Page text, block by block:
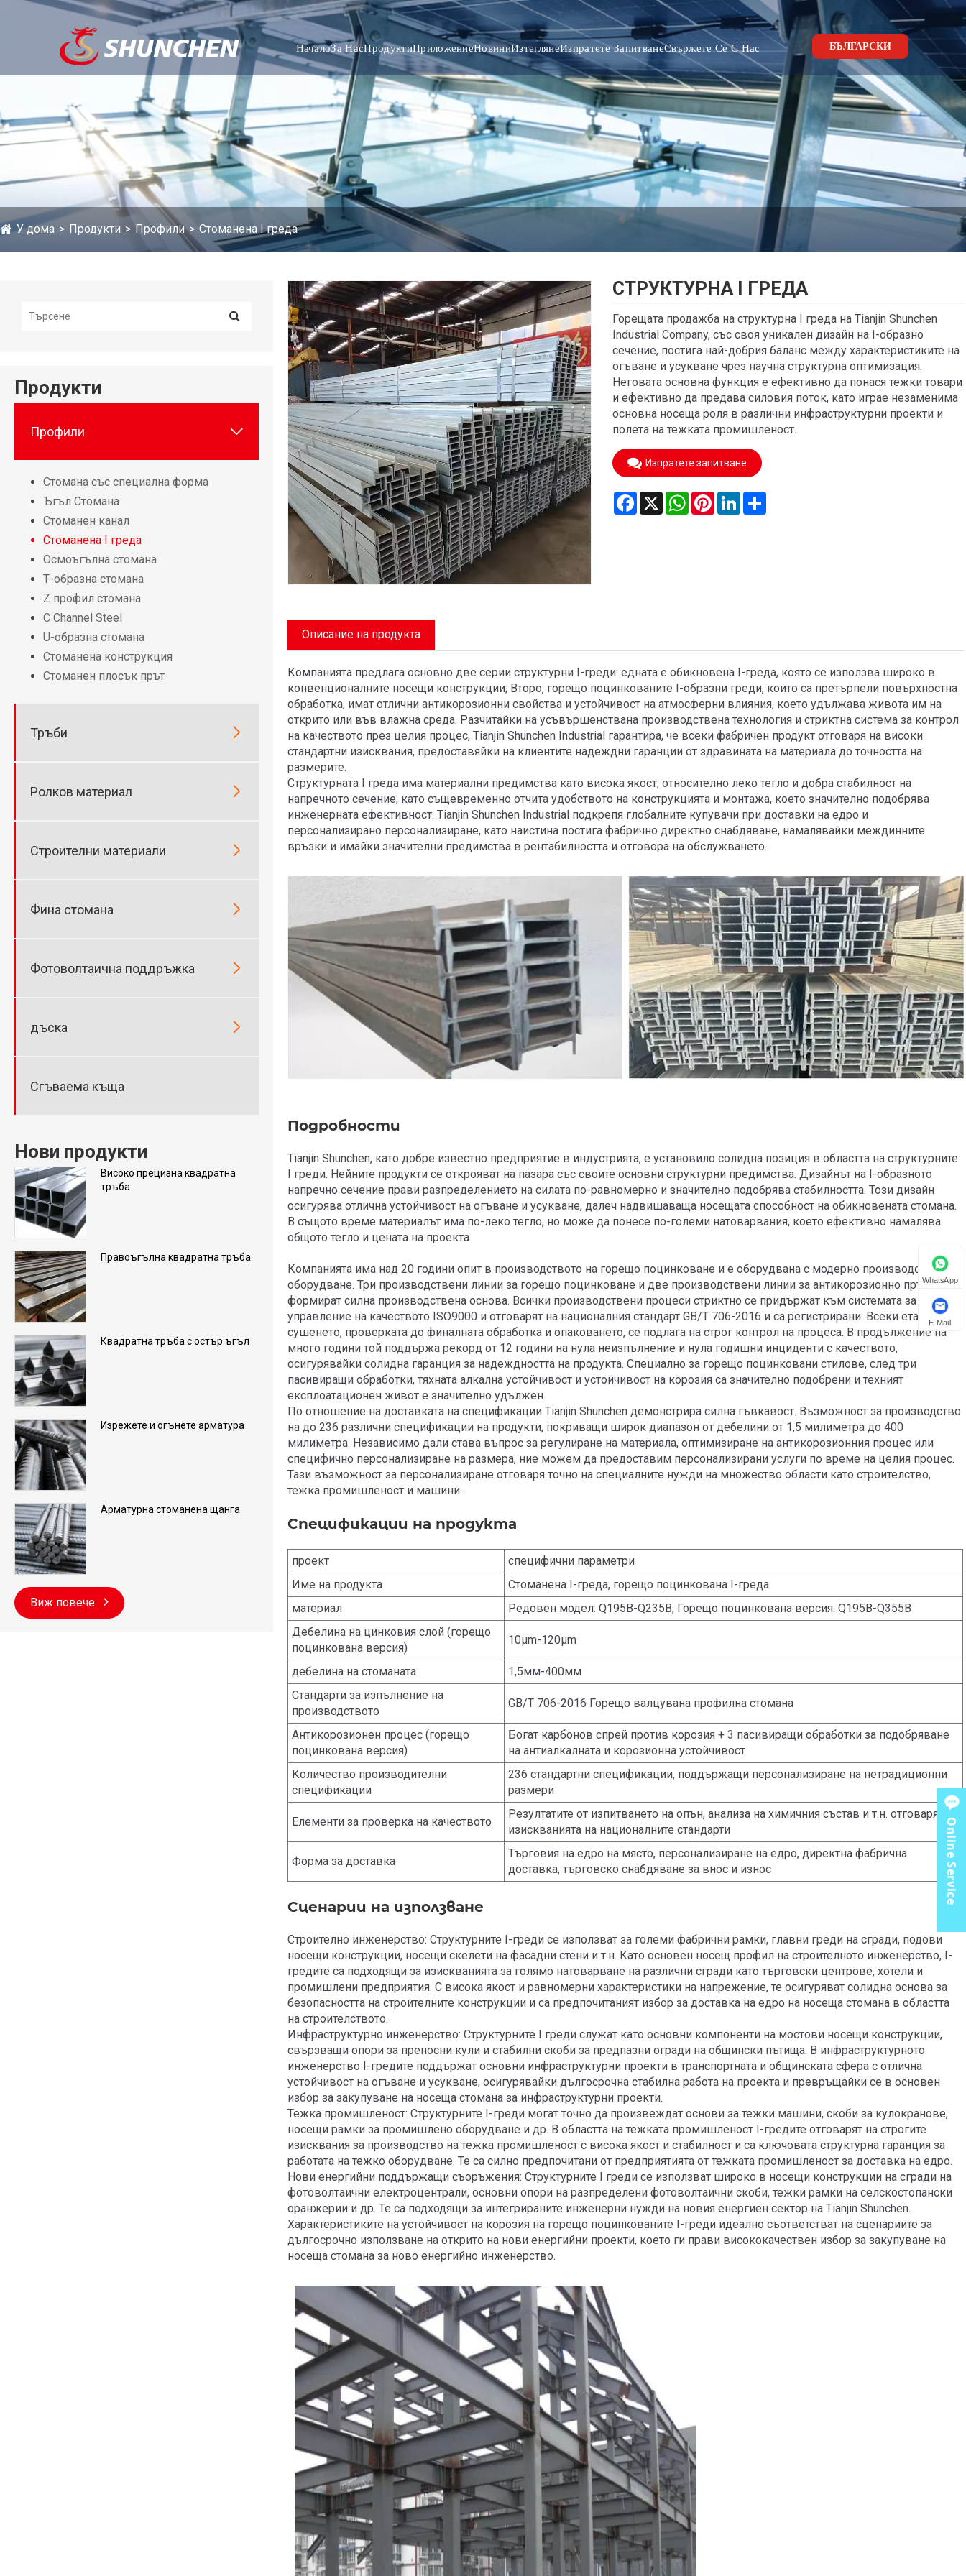
НачалоЗа НасПродуктиПриложениеНовиниИзтеглянеИзпратете ЗапитванеСвържете Се С Нас БЪЛГАРСКИ
У дома Продукти Профили Стоманена I греда
Продукти
Профили 
Стомана със специална форма
Ъгъл Стомана
Стоманен канал
Стоманена I греда
Осмоъгълна стомана
Т-образна стомана
Z профил стомана
C Channel Steel
U-образна стомана
Стоманена конструкция
Стоманен плосък прът
Тръби 
Ролков материал 
Строителни материали 
Фина стомана 
Фотоволтаична поддръжка 
дъска 
Сгъваема къща
Нови продукти
Високо прецизна квадратна
тръба
Правоъгълна квадратна тръба
Квадратна тръба с остър ъгъл
Изрежете и огънете арматура
Арматурна стоманена щанга
Виж повече
СТРУКТУРНА I ГРЕДА
Горещата продажба на структурна I греда на Tianjin Shunchen
Industrial Company, със своя уникален дизайн на I-образно
сечение, постига най-добрия баланс между характеристиките на
огъване и усукване чрез научна структурна оптимизация.
Неговата основна функция е ефективно да понася тежки товари
и ефективно да предава силовия поток, като играе незаменима
основна носеща роля в различни инфраструктурни проекти и
полета на тежката промишленост.
Изпратете запитване
Facebook
X WhatsApp
PinterestLinkedInShare
Описание на продукта
Компанията предлага основно две серии структурни I-греди: едната е обикновена I-греда, която се използва широко в
конвенционалните носещи конструкции; Второ, горещо поцинкованите I-образни греди, които са претърпели повърхностна
обработка, имат отлични антикорозионни свойства и устойчивост на атмосферни влияния, което удължава живота им на
открито или във влажна среда. Разчитайки на усъвършенствана производствена технология и стриктна система за контрол
на качеството през целия процес, Tianjin Shunchen Industrial гарантира, че всеки фабричен продукт отговаря на високи
стандартни изисквания, предоставяйки на клиентите надеждни гаранции от здравината на материала до точността на
размерите.
Структурната I греда има материални предимства като висока якост, относително леко тегло и добра стабилност на
напречното сечение, като същевременно отчита удобството на конструкцията и монтажа, което значително подобрява
инженерната ефективност. Tianjin Shunchen Industrial подкрепя глобалните купувачи при доставки на едро и
персонализирано персонализиране, като наистина постига фабрично директно снабдяване, намалявайки междинните
връзки и имайки значителни предимства в рентабилността и отговора на обслужването.
Подробности
Tianjin Shunchen, като добре известно предприятие в индустрията, е установило солидна позиция в областта на структурните
I греди. Нейните продукти се открояват на пазара със своите основни структурни предимства. Дизайнът на I-образното
напречно сечение прави разпределението на силата по-равномерно и значително подобрява стабилността. Този дизайн
осигурява отлична устойчивост на огъване и усукване, далеч надвишаваща носещата способност на обикновената стомана.
В същото време материалът има по-леко тегло, но може да понесе по-големи натоварвания, което ефективно намалява
общото тегло и цената на проекта.
Компанията има над 20 години опит в производството на горещо поцинковане и е оборудвана с модерно производствено
оборудване. Три производствени линии за горещо поцинковане и две производствени линии за антикорозионно пръскане
формират силна производствена основа. Всички производствени процеси стриктно се придържат към системата за
управление на качеството ISO9000 и отговарят на националния стандарт GB/T 706-2016 и са регистрирани. Всеки етап, от
сушенето, проверката до финалната обработка и опаковането, се подлага на строг контрол на процеса. В продължение на
много години той поддържа рекорд от 12 години на нула неизпълнение и нула годишни инциденти с качеството,
осигурявайки солидна гаранция за надеждността на продукта. Специално за горещо поцинковани стилове, след три
пасивиращи обработки, тяхната алкална устойчивост и устойчивост на корозия са значително подобрени и техният
експлоатационен живот е значително удължен.
По отношение на доставката на спецификации Tianjin Shunchen демонстрира силна гъвкавост. Възможност за производство
на до 236 различни спецификации на продукти, покриващи широк диапазон от дебелини от 1,5 милиметра до 400
милиметра. Независимо дали става въпрос за регулиране на материала, оптимизиране на антикорозионния процес или
специфично персонализиране на размера, ние можем да предоставим персонализирани услуги по време на целия процес.
Тази възможност за персонализиране отговаря точно на специалните нужди на множество области като строителство,
тежка промишленост и машини.
Спецификации на продукта
проект
специфични параметри
Име на продукта
Стоманена I-греда, горещо поцинкована I-греда
материал
Редовен модел: Q195B-Q235B; Горещо поцинкована версия: Q195B-Q355B
Дебелина на цинковия слой (горещо
поцинкована версия)
10μm-120μm
дебелина на стоманата
1,5мм-400мм
Стандарти за изпълнение на
производството
GB/T 706-2016 Горещо валцувана профилна стомана
Антикорозионен процес (горещо
поцинкована версия)
Богат карбонов спрей против корозия + 3 пасивиращи обработки за подобряване
на антиалкалната и корозионна устойчивост
Количество производителни
спецификации
236 стандартни спецификации, поддържащи персонализиране на нетрадиционни
размери
Елементи за проверка на качеството
Резултатите от изпитването на опън, анализа на химичния състав и т.н. отговарят на
изискванията на националните стандарти
Форма за доставка
Търговия на едро на място, персонализиране на едро, директна фабрична
доставка, търговско снабдяване за внос и износ
Сценарии на използване
Строително инженерство: Структурните I-греди се използват за големи фабрични рамки, главни греди на сгради, подови
носещи конструкции, носещи скелети на фасадни стени и т.н. Като основен носещ профил на строителното инженерство, I-
гредите са подходящи за изискванията за голямо натоварване на различни сгради като търговски центрове, хотели и
промишлени предприятия. С висока якост и равномерни характеристики на напрежение, те осигуряват солидна основа за
безопасността на строителните конструкции и са предпочитаният избор за доставка на едро на носеща стомана в областта
на строителството.
Инфраструктурно инженерство: Структурните I греди служат като основни компоненти на мостови носещи конструкции,
свързващи опори за преносни кули и стабилни скоби за предпазни огради на общински пътища. В инфраструктурното
инженерство I-гредите поддържат основни инфраструктурни проекти в транспортната и общинската сфера с отлична
устойчивост на огъване и усукване, осигурявайки дългосрочна стабилна работа на проекта и превръщайки се в основен
избор за закупуване на носеща стомана за инфраструктурни проекти.
Тежка промишленост: Структурните I-греди могат точно да произвеждат основи за тежки машини, скоби за кулокранове,
носещи рамки за промишлено оборудване и др. В областта на тежката промишленост I-гредите отговарят на строгите
изисквания за производство на тежка промишленост с висока якост и стабилност и са ключовата структурна гаранция за
работата на тежко оборудване. Те са силно предпочитани от предприятията от тежката промишленост за доставка на едро.
Нови енергийни поддържащи съоръжения: Структурните I греди се използват широко в носещи конструкции на сгради на
фотоволтаични електроцентрали, основни опори на разпределени фотоволтаични скоби, тежки рамки на селскостопански
оранжерии и др. Те са подходящи за интегрираните инженерни нужди на новия енергиен сектор на Tianjin Shunchen.
Характеристиките на устойчивост на корозия на горещо поцинкованите I-греди идеално съответстват на сценариите за
дългосрочно използване на открито на нови енергийни проекти, което ги прави висококачествен избор за закупуване на
носеща стомана за ново енергийно инженерство.
WhatsApp
E-Mail
Online Service